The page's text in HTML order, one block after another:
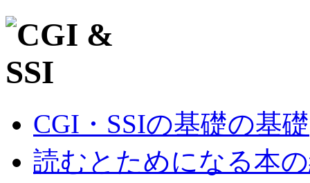
CGI・SSIの基礎の基礎
読むとためになる本